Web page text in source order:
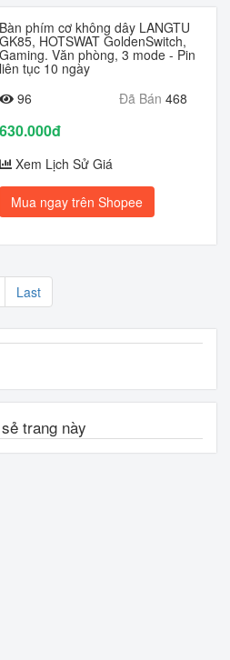
Bàn phím cơ không dây LANGTU
GK85, HOTSWAT GoldenSwitch,
Gaming. Văn phòng, 3 mode - Pin
liên tục 10 ngày
96
Đã Bán 468
630.000đ
Xem Lịch Sử Giá
Mua ngay trên Shopee
Last
trang này